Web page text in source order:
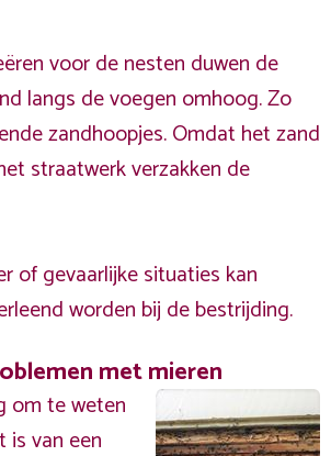
voor de nesten duwen de
langs de voegen omhoog. Zo
zandhoopjes. Omdat het zand
straatwerk verzakken de
of gevaarlijke situaties kan
worden bij de bestrijding.
met mieren
om te weten
van een